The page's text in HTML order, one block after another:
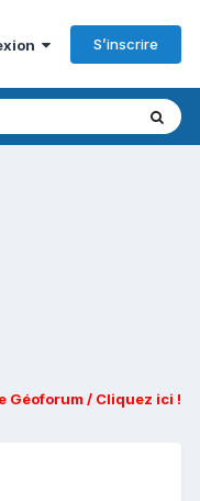
S’inscrire
Géoforum / Cliquez ici !